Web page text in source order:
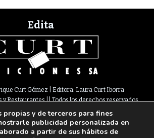
Edita
Curt Gómez | Editora: Laura Curt Iborra
y Restaurantes || Todos los derechos reservados
legal Política de Cookies Suscripción
Contacto
2ª. 08008 Barcelona |933 180 101¦ Fax 933 183 505
propias y de terceros para fines
publicidad personalizada en
a partir de sus hábitos de